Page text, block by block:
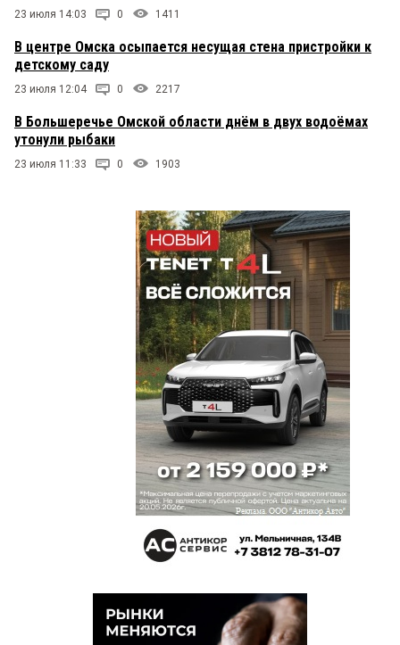
23 июля 14:03 0 1411
В центре Омска осыпается несущая стена пристройки к
детскому саду
23 июля 12:04 0 2217
В Большеречье Омской области днём в двух водоёмах
утонули рыбаки
23 июля 11:33 0 1903